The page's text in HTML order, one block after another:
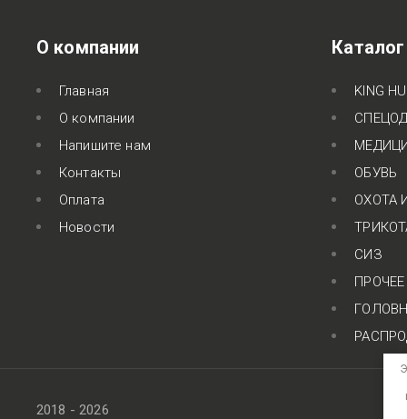
О компании
Главная
О компании
Напишите нам
Контакты
Оплата
Новости
Каталог
KING
ОБУВЬ
ОХОТА
СИЗ
ПРОЧЕЕ
2018 - 2026